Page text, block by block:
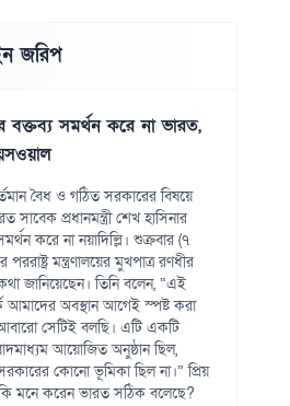
যুক্তরাষ্ট্র, ইরানের মুসলিম ঐক্যের ডাক
জরিপ
বক্তব্য সমর্থন করে না ভারত,
বৈধ ও গঠিত সরকারের বিষয়ে
সাবেক প্রধানমন্ত্রী শেখ হাসিনার
করে না নয়াদিল্লি। শুক্রবার (৭
মন্ত্রণালয়ের মুখপাত্র রণধীর
জানিয়েছেন। তিনি বলেন, “এই
আমাদের অবস্থান আগেই স্পষ্ট করা
সেটিই বলছি। এটি একটি
আয়োজিত অনুষ্ঠান ছিল,
কোনো ভূমিকা ছিল না।” প্রিয়
মনে করেন ভারত সঠিক বলেছে?